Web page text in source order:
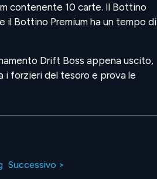
contenente 10 carte. Il Bottino
il Bottino Premium ha un tempo di
Drift Boss appena uscito,
i forzieri del tesoro e prova le
Successivo >